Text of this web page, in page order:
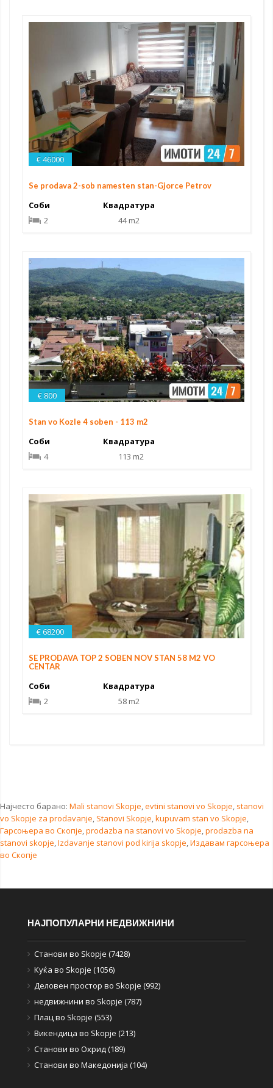
€ 46000
Se prodava 2-sob namesten stan-Gjorce Petrov
Соби
2
Квадратура
44 m2
€ 800
Stan vo Kozle 4 soben - 113 m2
Соби
4
Квадратура
113 m2
€ 68200
SE PRODAVA TOP 2 SOBEN NOV STAN 58 M2 VO
CENTAR
Соби
2
Квадратура
58 m2
Најчесто барано: Mali stanovi Skopje,evtini stanovi vo Skopje, stanovi
vo Skopje za prodavanje, Stanovi Skopje,kupuvam stan vo Skopje,
Гарсоњера во Скопје,prodazba na stanovi vo Skopje,prodazba na
stanovi skopje,Izdavanje stanovi pod kirija skopje,Издавам гарсоњера
во Скопје
НАЈПОПУЛАРНИ НЕДВИЖНИНИ
Станови во Skopje (7428)
Куќа во Skopje (1056)
Деловен простор во Skopje (992)
недвижнини во Skopje (787)
Плац во Skopje (553)
Викендица во Skopje (213)
Станови во Охрид (189)
Станови во Македонија (104)